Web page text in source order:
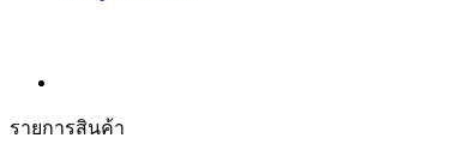
รายการสินค้า